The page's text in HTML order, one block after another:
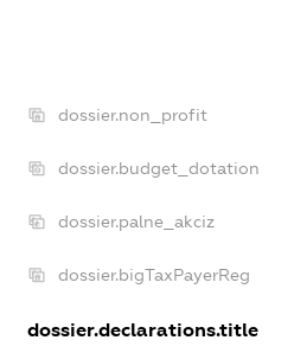
dossier.non_profit
dossier.budget_dotation
dossier.palne_akciz
dossier.bigTaxPayerReg
dossier.declarations.title